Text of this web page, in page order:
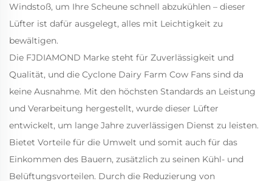
Windstoß, um Ihre Scheune schnell abzukühlen – dieser
Lüfter ist dafür ausgelegt, alles mit Leichtigkeit zu
bewältigen.
Die FJDIAMOND Marke steht für Zuverlässigkeit und
Qualität, und die Cyclone Dairy Farm Cow Fans sind da
keine Ausnahme. Mit den höchsten Standards an Leistung
und Verarbeitung hergestellt, wurde dieser Lüfter
entwickelt, um lange Jahre zuverlässigen Dienst zu leisten.
Bietet Vorteile für die Umwelt und somit auch für das
Einkommen des Bauern, zusätzlich zu seinen Kühl- und
Belüftungsvorteilen. Durch die Reduzierung von